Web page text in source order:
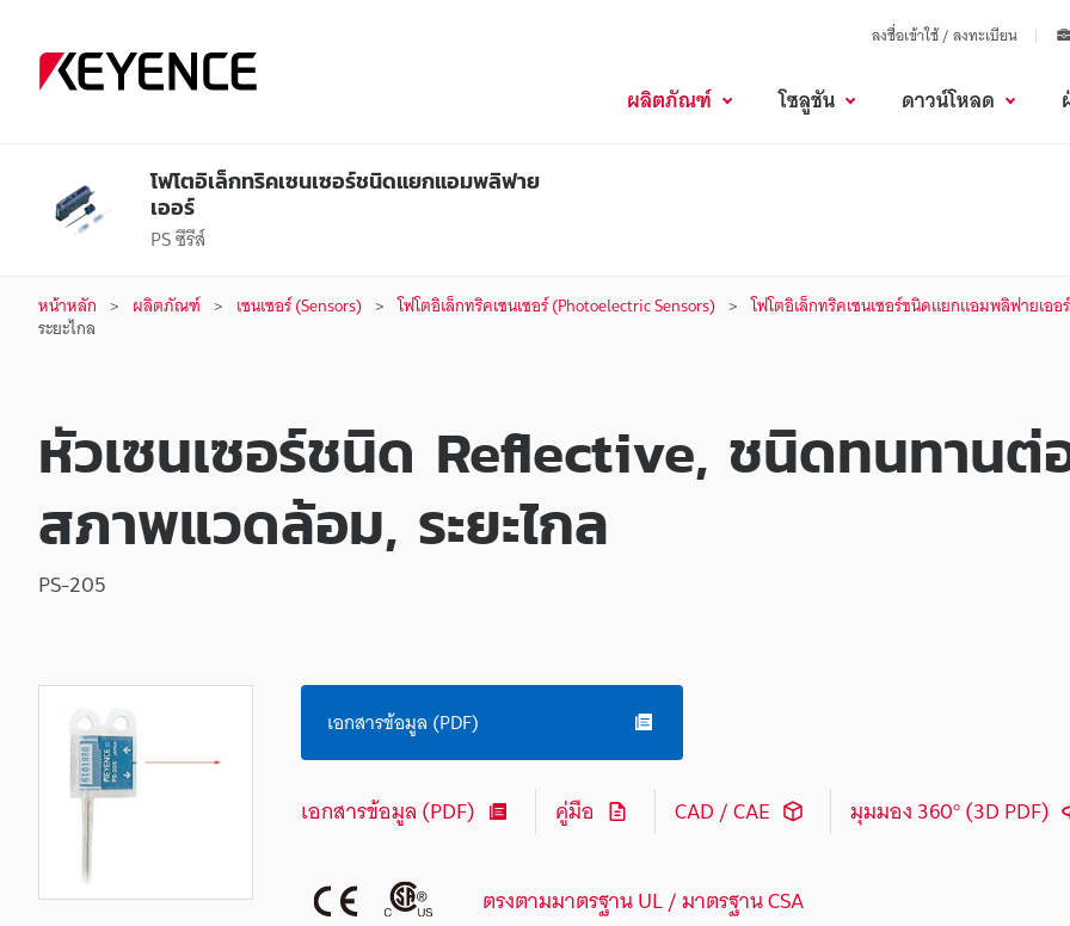
ลงชื่อเข้าใช้ / ลงทะเบียน
ผลิตภัณฑ์ โซลูชัน ดาวน์โหลด
โฟโตอิเล็กทริคเซนเซอร์ชนิดแยกแอมพลิฟาย
เออร์
PS ซีรีส์
หน้าหลัก ผลิตภัณฑ์ เซนเซอร์ (Sensors) โฟโตอิเล็กทริคเซนเซอร์ (Photoelectric Sensors) โฟโตอิเล็กทริคเซนเซอร์ชนิดแยกแอมพลิฟายเออร์
ระยะไกล
หัวเซนเซอร์ชนิด Reflective, ชนิดทนทานต่
สภาพแวดล้อม, ระยะไกล
PS-205
เอกสารข้อมูล (PDF)
เอกสารข้อมูล (PDF) คู่มือ CAD / CAE มุมมอง 360° (3D PDF)
ตรงตามมาตรฐาน UL / มาตรฐาน CSA